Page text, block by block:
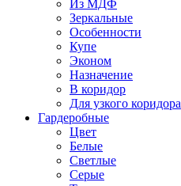
Из МДФ
Зеркальные
Особенности
Купе
Эконом
Назначение
В коридор
Для узкого коридора
Гардеробные
Цвет
Белые
Светлые
Серые